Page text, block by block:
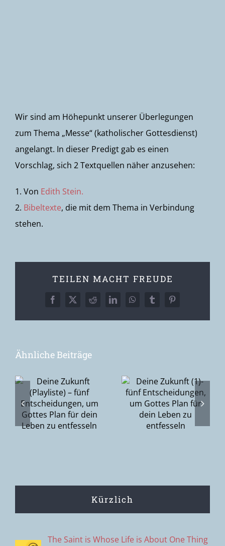
Wir sind am Höhepunkt unserer Überlegungen
zum Thema „Messe“ (katholischer Gottesdienst)
angelangt. In dieser Predigt gab es einen
Vorschlag, sich 2 Textquellen näher anzusehen:
1. Von Edith Stein.
2. Bibeltexte, die mit dem Thema in Verbindung
stehen.
TEILEN MACHT FREUDE
Facebook
X RedditLinkedInWhatsAppTumblrPinterest
Ähnliche Beiträge
Deine
fünf
Entscheidungen,
um Gottes
Plan für dein
Ostersonnntag
– ich habe
den Herrn
gesehen
Kürzlich
The Saint is Whose Life is About One Thing